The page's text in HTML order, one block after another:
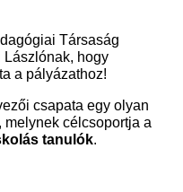
Társaság
Lászlónak, hogy
a pályázathoz!
csapata egy olyan
melynek célcsoportja a
tanulók.